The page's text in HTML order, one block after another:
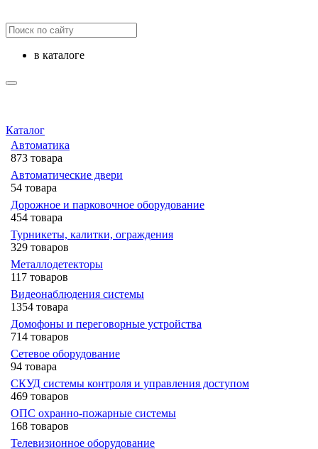
в каталоге
Каталог
Автоматика
873 товара
Автоматические двери
54 товара
Дорожное и парковочное оборудование
454 товара
Турникеты, калитки, ограждения
329 товаров
Металлодетекторы
117 товаров
Видеонаблюдения cистемы
1354 товара
Домофоны и переговорные устройства
714 товаров
Сетевое оборудование
94 товара
СКУД системы контроля и управления доступом
469 товаров
ОПС охранно-пожарные системы
168 товаров
Телевизионное оборудование